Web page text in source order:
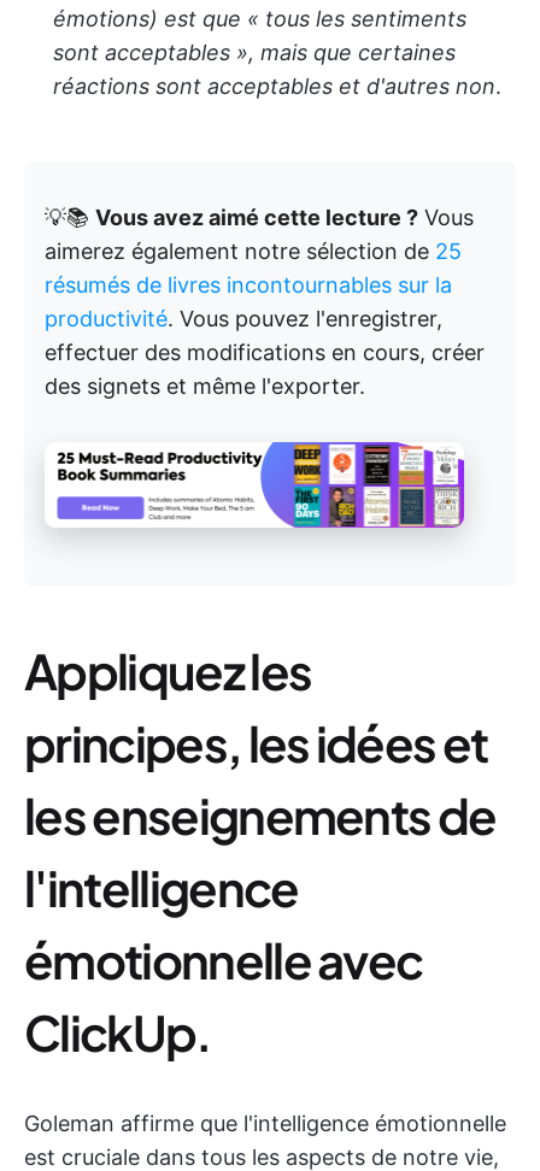
émotions) est que « tous les sentiments
sont acceptables », mais que certaines
réactions sont acceptables et d'autres non.
💡📚 Vous avez aimé cette lecture ? Vous
aimerez également notre sélection de 25
résumés de livres incontournables sur la
productivité. Vous pouvez l'enregistrer,
effectuer des modifications en cours, créer
des signets et même l'exporter.
Appliquez les
principes, les idées et
les enseignements de
l'intelligence
émotionnelle avec
ClickUp.
Goleman affirme que l'intelligence émotionnelle
est cruciale dans tous les aspects de notre vie,